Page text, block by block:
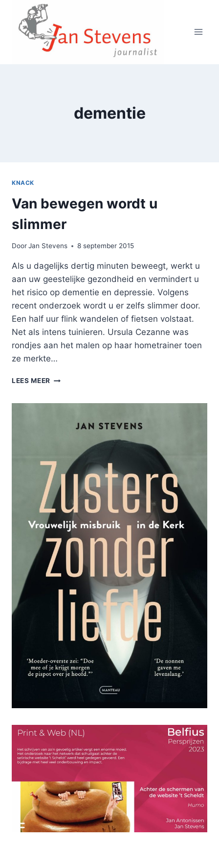
Doorgaan
inhoud
dementie
KNACK
Van bewegen wordt u
slimmer
DoorJan Stevens 8 september 2015
Als u dagelijks dertig minuten beweegt, werkt u
aan uw geestelijke gezondheid en vermindert u
het risico op dementie en depressie. Volgens
recent onderzoek wordt u er zelfs slimmer door.
Een half uur flink wandelen of fietsen volstaat.
Net als intens tuinieren. Ursula Cezanne was
rondjes aan het malen op haar hometrainer toen
ze merkte…
LEES MEER VAN